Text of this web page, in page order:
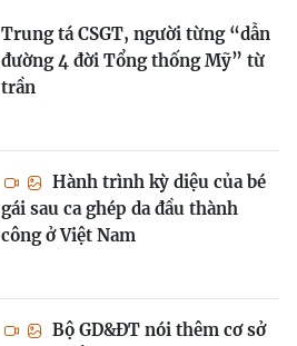
Trung tá CSGT, người từng “dẫn
đường 4 đời Tổng thống Mỹ” từ
trần
Hành trình kỳ diệu của bé
gái sau ca ghép da đầu thành
công ở Việt Nam
Bộ GD&ĐT nói thêm cơ sở